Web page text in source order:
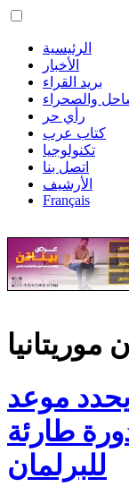
الرئيسية
الأخبار
بريد القراء
والصحراء
رأي حر
كتاب عرب
تكنولوجيا
اتصل بنا
الأرشيف
Français
موريتانيا
موعد
طارئة
للبرلمان